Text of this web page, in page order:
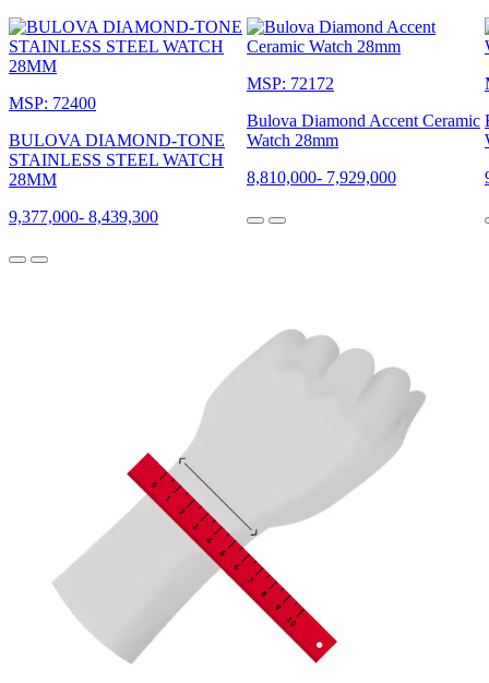
MSP: 72400
BULOVA DIAMOND-TONE
STAINLESS STEEL WATCH
28MM
9,377,000- 8,439,300
MSP: 72172
Bulova Diamond Accent Ceramic
Watch 28mm
8,810,000- 7,929,000